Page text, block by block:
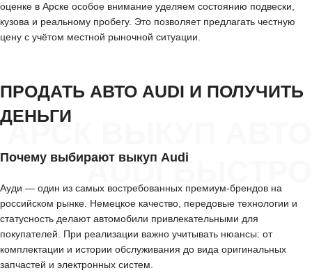
оценке в Арске особое внимание уделяем состоянию подвески,
кузова и реальному пробегу. Это позволяет предлагать честную
цену с учётом местной рыночной ситуации.
АРСК ВЫКУП АВТО
AUDI БЫСТРО
ПРОДАТЬ АВТО AUDI И ПОЛУЧИТЬ
ДЕНЬГИ
Почему выбирают выкуп Audi
Ауди — один из самых востребованных премиум-брендов на
российском рынке. Немецкое качество, передовые технологии и
статусность делают автомобили привлекательными для
покупателей. При реализации важно учитывать нюансы: от
комплектации и истории обслуживания до вида оригинальных
запчастей и электронных систем.